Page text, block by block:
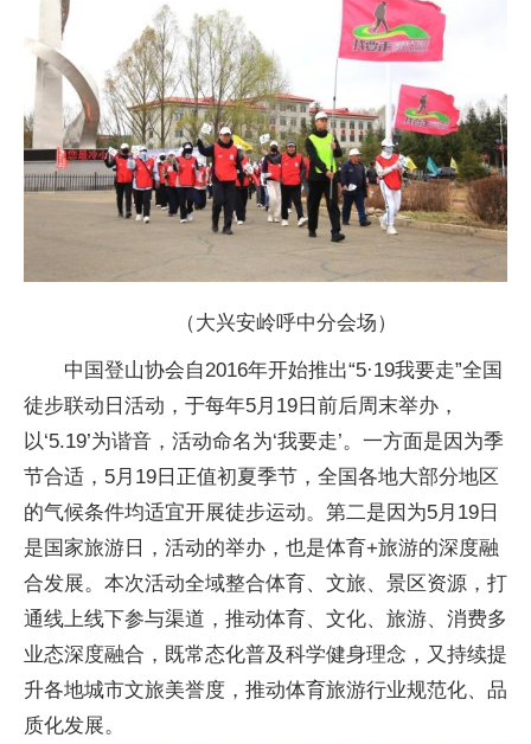
（大兴安岭呼中分会场）
中国登山协会自2016年开始推出“5·19我要走”全国
徒步联动日活动，于每年5月19日前后周末举办，
以‘5.19’为谐音，活动命名为‘我要走’。一方面是因为季
节合适，5月19日正值初夏季节，全国各地大部分地区
的气候条件均适宜开展徒步运动。第二是因为5月19日
是国家旅游日，活动的举办，也是体育+旅游的深度融
合发展。本次活动全域整合体育、文旅、景区资源，打
通线上线下参与渠道，推动体育、文化、旅游、消费多
业态深度融合，既常态化普及科学健身理念，又持续提
升各地城市文旅美誉度，推动体育旅游行业规范化、品
质化发展。